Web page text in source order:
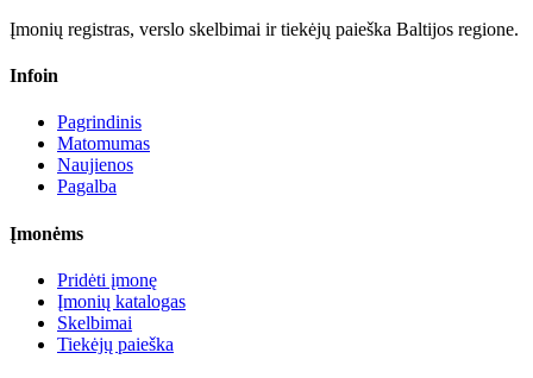
Įmonių registras, verslo skelbimai ir tiekėjų paieška Baltijos regione.
Infoin
Pagrindinis
Matomumas
Naujienos
Pagalba
Įmonėms
Pridėti įmonę
Įmonių katalogas
Skelbimai
Tiekėjų paieška